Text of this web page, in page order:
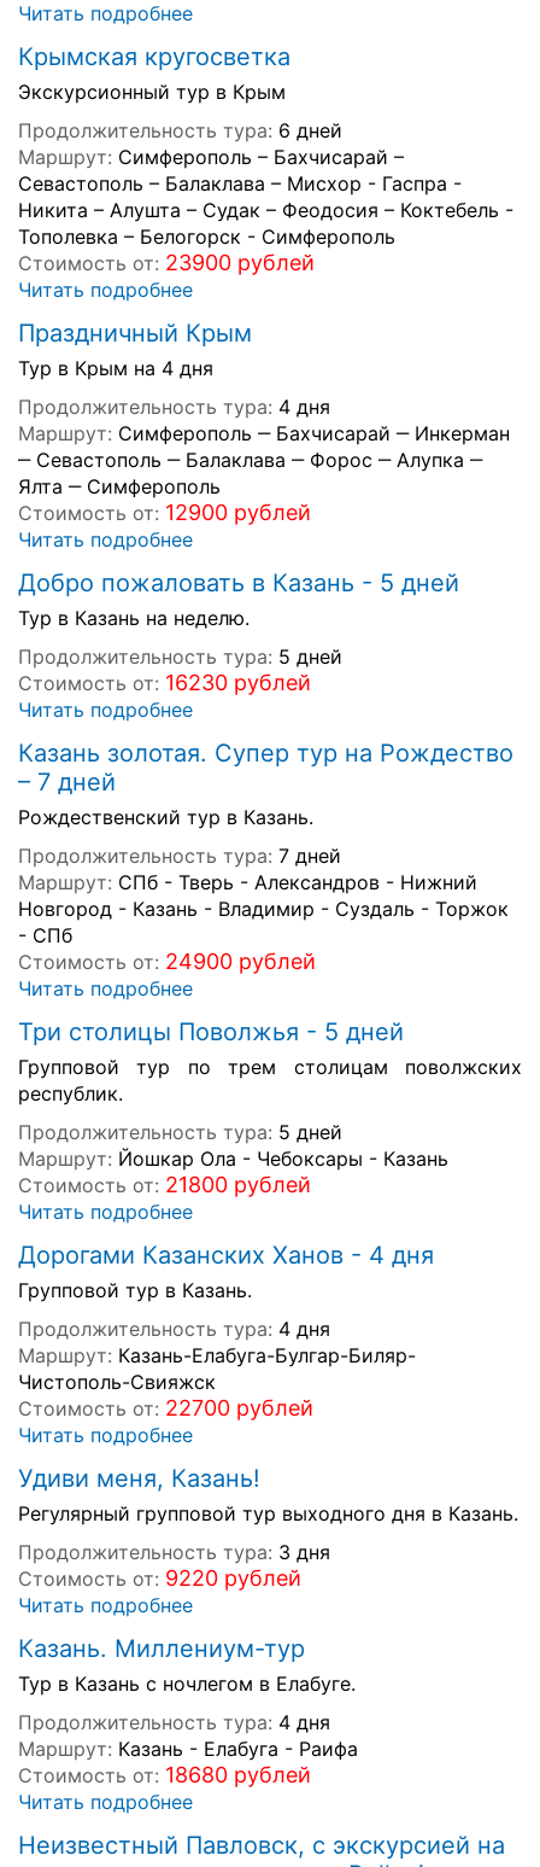
Читать подробнее
Крымская кругосветка
Экскурсионный тур в Крым
Продолжительность тура: 6 дней
Маршрут: Симферополь – Бахчисарай –
Севастополь – Балаклава – Мисхор - Гаспра -
Никита – Алушта – Судак – Феодосия – Коктебель -
Тополевка – Белогорск - Симферополь
Стоимость от: 23900 рублей
Читать подробнее
Праздничный Крым
Тур в Крым на 4 дня
Продолжительность тура: 4 дня
Маршрут: Симферополь ‒ Бахчисарай ‒ Инкерман
‒ Севастополь ‒ Балаклава ‒ Форос ‒ Алупка ‒
Ялта ‒ Симферополь
Стоимость от: 12900 рублей
Читать подробнее
Добро пожаловать в Казань - 5 дней
Тур в Казань на неделю.
Продолжительность тура: 5 дней
Стоимость от: 16230 рублей
Читать подробнее
Казань золотая. Супер тур на Рождество
– 7 дней
Рождественский тур в Казань.
Продолжительность тура: 7 дней
Маршрут: СПб - Тверь - Александров - Нижний
Новгород - Казань - Владимир - Суздаль - Торжок
- СПб
Стоимость от: 24900 рублей
Читать подробнее
Три столицы Поволжья - 5 дней
Групповой тур по трем столицам поволжских
республик.
Продолжительность тура: 5 дней
Маршрут: Йошкар Ола - Чебоксары - Казань
Стоимость от: 21800 рублей
Читать подробнее
Дорогами Казанских Ханов - 4 дня
Групповой тур в Казань.
Продолжительность тура: 4 дня
Маршрут: Казань-Елабуга-Булгар-Биляр-
Чистополь-Свияжск
Стоимость от: 22700 рублей
Читать подробнее
Удиви меня, Казань!
Регулярный групповой тур выходного дня в Казань.
Продолжительность тура: 3 дня
Стоимость от: 9220 рублей
Читать подробнее
Казань. Миллениум-тур
Тур в Казань с ночлегом в Елабуге.
Продолжительность тура: 4 дня
Маршрут: Казань - Елабуга - Раифа
Стоимость от: 18680 рублей
Читать подробнее
Неизвестный Павловск, с экскурсией на